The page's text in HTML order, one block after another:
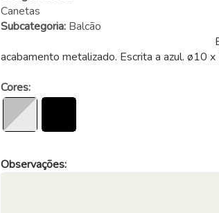
Canetas
Subcategoria: Balcão
acabamento metalizado. Escrita a azul. ø10
Cores:
Observações: